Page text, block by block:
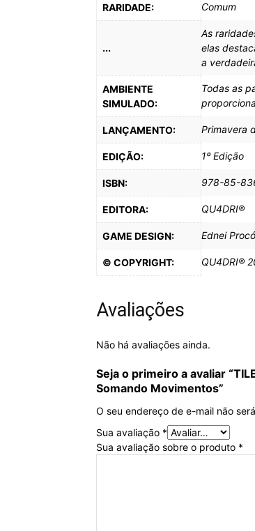
RARIDADE: Comum
...
As
elas
a
AMBIENTE
SIMULADO:
Todas as
LANÇAMENTO: Primavera
EDIÇÃO: 1º Edição
ISBN: 978-85-
EDITORA: QU4DRI®
GAME DESIGN: Ednei
© COPYRIGHT: QU4DRI®
Avaliações
Não há avaliações ainda.
Seja o primeiro a avaliar “
Somando Movimentos”
O seu endereço de e-mail não
Sua avaliação *
Sua avaliação sobre o produto *